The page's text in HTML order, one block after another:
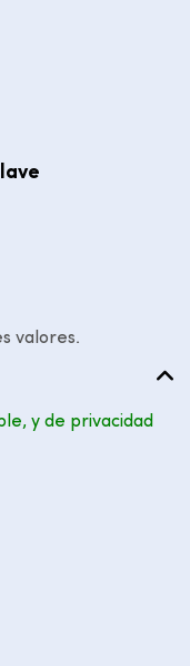
valores.
y de privacidad